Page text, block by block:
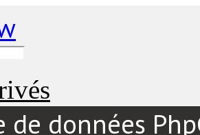
de données